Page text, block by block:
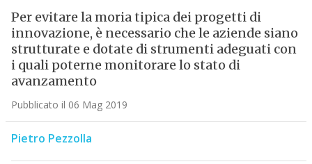
Per evitare la moria tipica dei progetti di
innovazione, è necessario che le aziende siano
strutturate e dotate di strumenti adeguati con
i quali poterne monitorare lo stato di
avanzamento
Pubblicato il 06 Mag 2019
Pietro Pezzolla